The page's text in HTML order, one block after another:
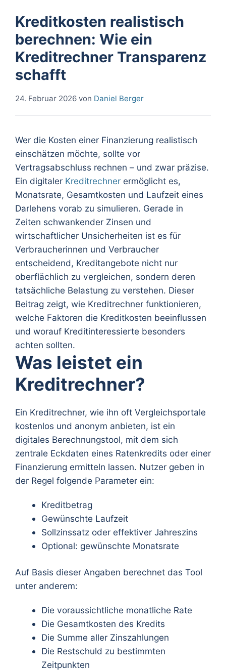
Kreditkosten realistisch
berechnen: Wie ein
Kreditrechner Transparenz
schafft
24. Februar 2026 von Daniel Berger
Wer die Kosten einer Finanzierung realistisch
einschätzen möchte, sollte vor
Vertragsabschluss rechnen – und zwar präzise.
Ein digitaler Kreditrechner ermöglicht es,
Monatsrate, Gesamtkosten und Laufzeit eines
Darlehens vorab zu simulieren. Gerade in
Zeiten schwankender Zinsen und
wirtschaftlicher Unsicherheiten ist es für
Verbraucherinnen und Verbraucher
entscheidend, Kreditangebote nicht nur
oberflächlich zu vergleichen, sondern deren
tatsächliche Belastung zu verstehen. Dieser
Beitrag zeigt, wie Kreditrechner funktionieren,
welche Faktoren die Kreditkosten beeinflussen
und worauf Kreditinteressierte besonders
achten sollten.
Was leistet ein
Kreditrechner?
Ein Kreditrechner, wie ihn oft Vergleichsportale
kostenlos und anonym anbieten, ist ein
digitales Berechnungstool, mit dem sich
zentrale Eckdaten eines Ratenkredits oder einer
Finanzierung ermitteln lassen. Nutzer geben in
der Regel folgende Parameter ein:
Kreditbetrag
Gewünschte Laufzeit
Sollzinssatz oder effektiver Jahreszins
Optional: gewünschte Monatsrate
Auf Basis dieser Angaben berechnet das Tool
unter anderem:
Die voraussichtliche monatliche Rate
Die Gesamtkosten des Kredits
Die Summe aller Zinszahlungen
Die Restschuld zu bestimmten
Zeitpunkten